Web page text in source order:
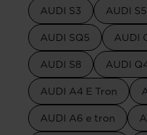
AUDI S3 AUDI S5
AUDI SQ5 AUDI
AUDI S8 AUDI
AUDI A4 E Tron
AUDI A6 e tron